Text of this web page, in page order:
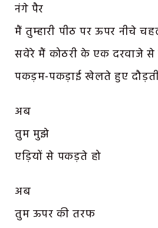
नंगे पैर
मैं तुम्हारी पीठ पर ऊपर नीचे
सवेरे मैं कोठरी के एक दरवाजे से
पकड़म-पकड़ाई खेलते हुए
अब
तुम मुझे
एड़ियों से पकड़ते हो
अब
तुम ऊपर की तरफ